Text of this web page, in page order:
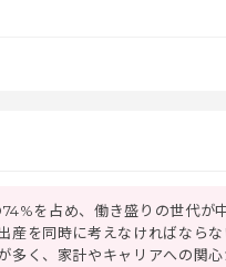
を占め、働き盛りの世代が中
産を同時に考えなければならな
多く、家計やキャリアへの関